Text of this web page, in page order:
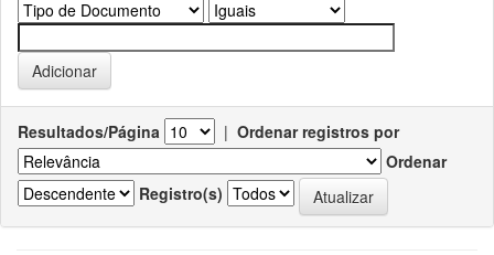
Resultados/Página | Ordenar registros por
Ordenar
Registro(s)